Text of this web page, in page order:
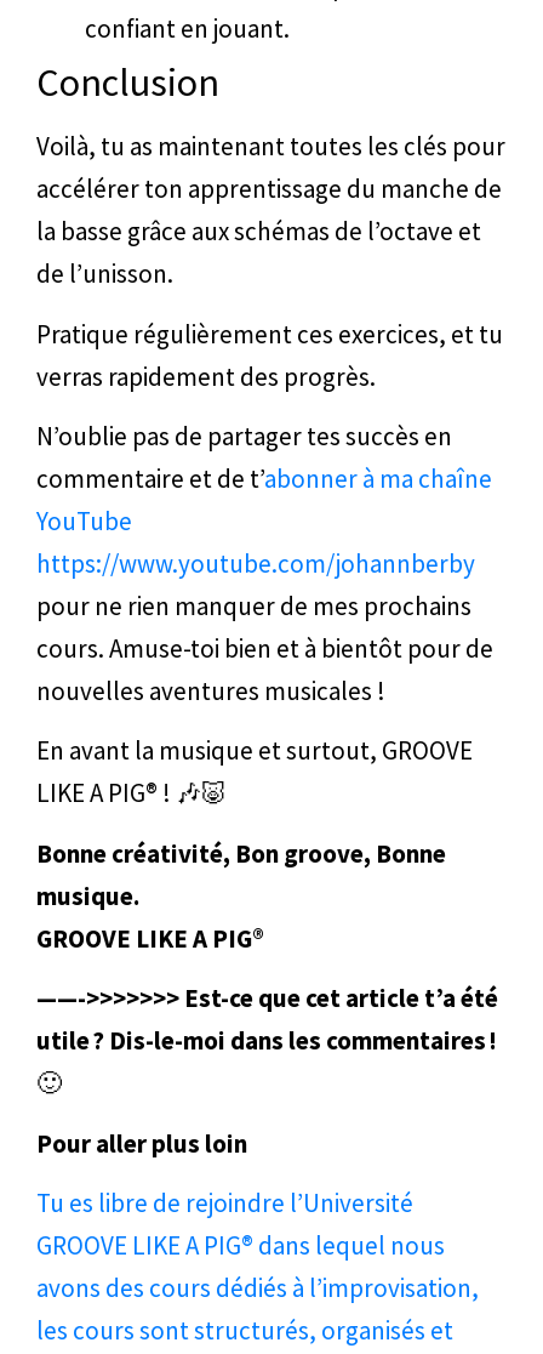
confiant en jouant.
Conclusion
Voilà, tu as maintenant toutes les clés pour
accélérer ton apprentissage du manche de
la basse grâce aux schémas de l’octave et
de l’unisson.
Pratique régulièrement ces exercices, et tu
verras rapidement des progrès.
N’oublie pas de partager tes succès en
commentaire et de t’abonner à ma chaîne
YouTube
https://www.youtube.com/johannberby
pour ne rien manquer de mes prochains
cours. Amuse-toi bien et à bientôt pour de
nouvelles aventures musicales !
En avant la musique et surtout, GROOVE
LIKE A PIG® ! 🎶🐷
Bonne créativité, Bon groove, Bonne
musique.
GROOVE LIKE A PIG®
——->>>>>>> Est-ce que cet article t’a été
utile ? Dis-le-moi dans les commentaires !
🙂
Pour aller plus loin
Tu es libre de rejoindre l’Université
GROOVE LIKE A PIG® dans lequel nous
avons des cours dédiés à l’improvisation,
les cours sont structurés, organisés et